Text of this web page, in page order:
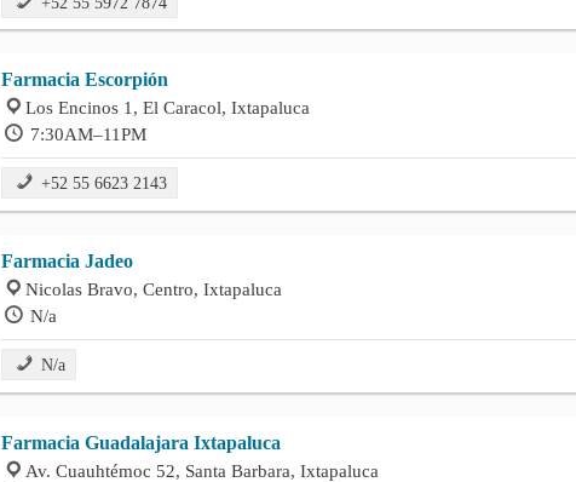
Farmacia Escorpión
Los Encinos 1, El Caracol, Ixtapaluca
7:30AM–11PM
+52 55 6623 2143
Farmacia Jadeo
Nicolas Bravo, Centro, Ixtapaluca
N/a
N/a
Farmacia Guadalajara Ixtapaluca
Av. Cuauhtémoc 52, Santa Barbara, Ixtapaluca